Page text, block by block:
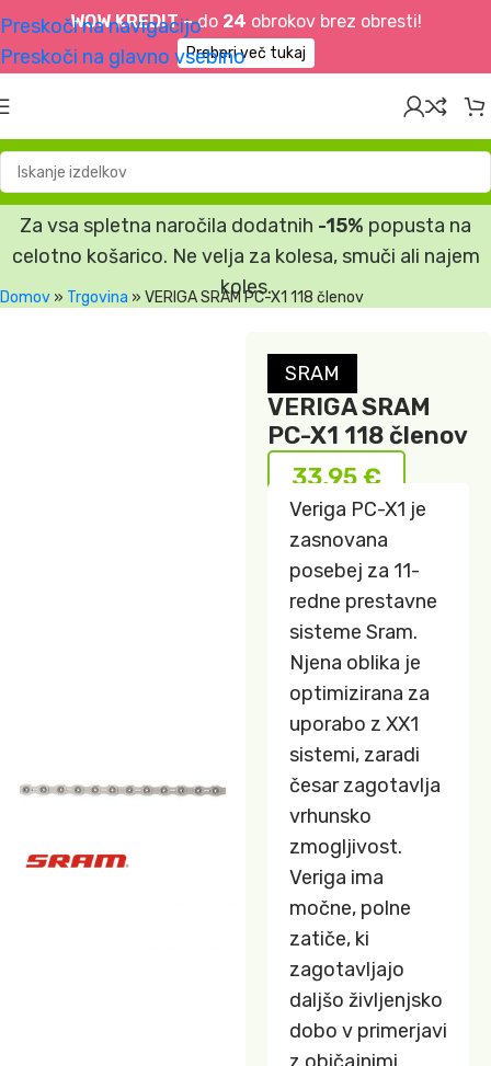
WOW KREDIT –do 24 obrokov brez obresti!
Preberi več tukaj
Preskoči na navigacijo
Preskoči na glavno vsebino
Za vsa spletna naročila dodatnih -15% popusta na
celotno košarico. Ne velja za kolesa, smuči ali najem
koles.
Domov » Trgovina » VERIGA SRAM PC-X1 118 členov
SRAM
VERIGA SRAM
PC-X1 118 členov
33,95€
Veriga PC-X1 je
zasnovana
posebej za 11-
redne prestavne
sisteme Sram.
Njena oblika je
optimizirana za
uporabo z XX1
sistemi, zaradi
česar zagotavlja
vrhunsko
zmogljivost.
Veriga ima
močne, polne
zatiče, ki
zagotavljajo
daljšo življenjsko
dobo v primerjavi